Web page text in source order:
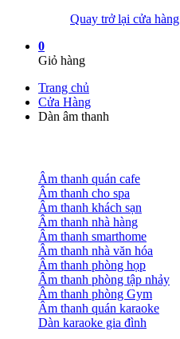
Quay trở lại cửa hàng
0
Giỏ hàng
Trang chủ
Cửa Hàng
Dàn âm thanh
Âm thanh quán cafe
Âm thanh cho spa
Âm thanh khách sạn
Âm thanh nhà hàng
Âm thanh smarthome
Âm thanh nhà văn hóa
Âm thanh phòng họp
Âm thanh phòng tập nhảy
Âm thanh phòng Gym
Âm thanh quán karaoke
Dàn karaoke gia đình